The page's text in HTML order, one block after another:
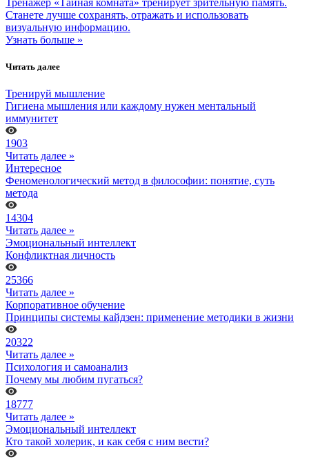
Станете лучше сохранять, отражать и использовать
визуальную информацию.
Узнать больше »
Читать далее
Тренируй мышление
Гигиена мышления или каждому нужен ментальный
иммунитет
1903
Читать далее »
Интересное
Феноменологический метод в философии: понятие, суть
метода
14304
Читать далее »
Эмоциональный интеллект
Конфликтная личность
25366
Читать далее »
Корпоративное обучение
Принципы системы кайдзен: применение методики в жизни
20322
Читать далее »
Психология и самоанализ
Почему мы любим пугаться?
18777
Читать далее »
Эмоциональный интеллект
Кто такой холерик, и как себя с ним вести?